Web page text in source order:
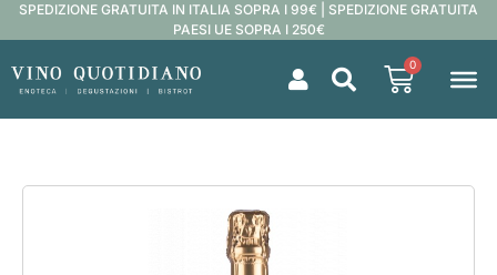
SPEDIZIONE GRATUITA IN ITALIA SOPRA I 99€ | SPEDIZIONE GRATUITA
PAESI UE SOPRA I 250€
0